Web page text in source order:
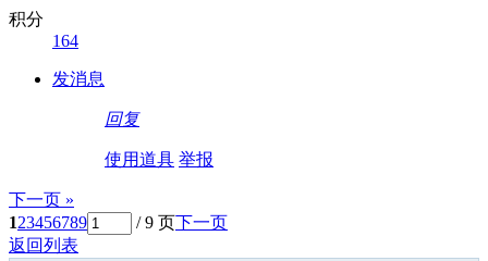
积分
164
发消息
回复
使用道具 举报
下一页 »
123456789 / 9 页下一页
返回列表